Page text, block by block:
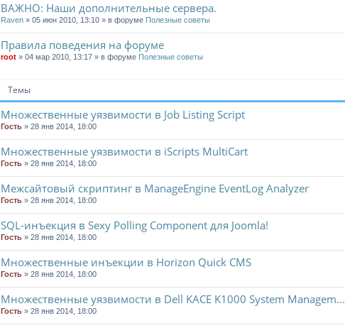
ВАЖНО: Наши дополнительные сервера.
Raven » 05 июн 2010, 13:10 » в форуме Полезные советы
Правила поведения на форуме
root » 04 мар 2010, 13:17 » в форуме Полезные советы
Темы
Множественные уязвимости в Job Listing Script
Гость » 28 янв 2014, 18:00
Множественные уязвимости в iScripts MultiCart
Гость » 28 янв 2014, 18:00
Межсайтовый скриптинг в ManageEngine EventLog Analyzer
Гость » 28 янв 2014, 18:00
SQL-инъекция в Sexy Polling Component для Joomla!
Гость » 28 янв 2014, 18:00
Множественные инъекции в Horizon Quick CMS
Гость » 28 янв 2014, 18:00
Множественные уязвимости в Dell KACE K1000 System Managem...
Гость » 28 янв 2014, 18:00